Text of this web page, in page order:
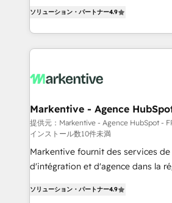
AI, & maximize AEO with tailored AI
Integrations: Extend HubSpot with
Work With 🚀 We help lean, growing companies: -
Win more business - Reduce no-
lead & deal conversion rates -
What do you get? 🤓 Our client's are too busy to
Personal Consultant + Tech Team
heavy lifting of mapping out AND
system. + Get best practices and 'don't know what
you don't know' recommendations
conversions! OTF is an Elite Partner (top 1% of
Partner of the Year 💥 Trusted by 2,500+ companies
ソリューション・パートナー4.9
Markentive - Agence
提供元：Markentive - Agence HubSpot -
インストール数10件未満
Markentive fournit des services de
d'intégration et d'agence dans la
marketing automation, Growth,
ソリューション・パートナー4.9